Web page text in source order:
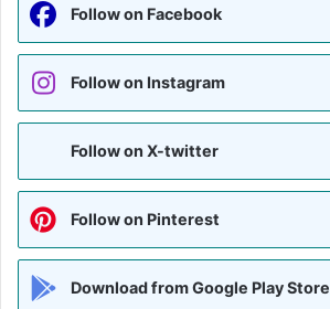
Follow on Facebook
Follow on Instagram
Follow on X-twitter
Follow on Pinterest
Download from Google Play Store